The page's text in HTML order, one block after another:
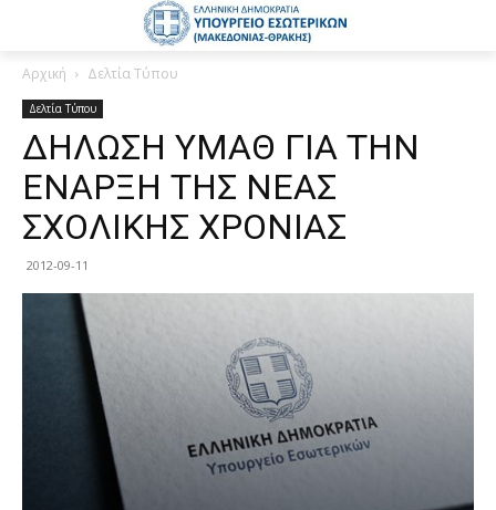
Αρχική Δελτία Τύπου
Δελτία Τύπου
ΔΗΛΩΣΗ ΥΜΑΘ ΓΙΑ ΤΗΝ
ΕΝΑΡΞΗ ΤΗΣ ΝΕΑΣ
ΣΧΟΛΙΚΗΣ ΧΡΟΝΙΑΣ
2012-09-11